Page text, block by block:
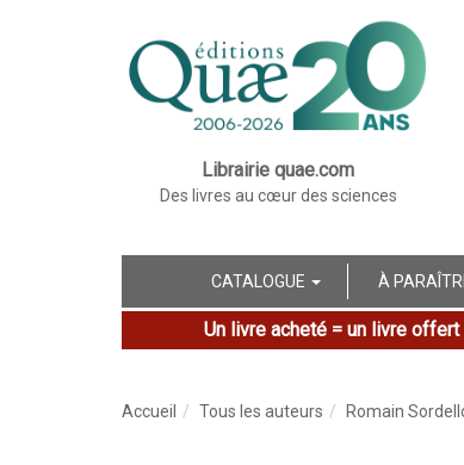
Librairie quae.com
Des livres au cœur des sciences
CATALOGUE À
Un livre acheté = un livre offert
Accueil Tous les auteurs Romain